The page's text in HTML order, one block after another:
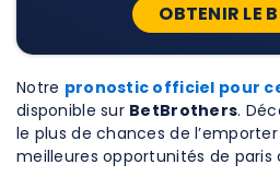
OBTENIR LE
Notre pronostic officiel pour
disponible sur BetBrothers.
le plus de chances de
meilleures opportunités de paris